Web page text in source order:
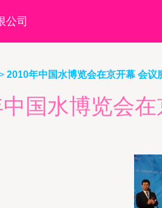
公司
2010年中国水博览会在京开幕 会议
国水博览会